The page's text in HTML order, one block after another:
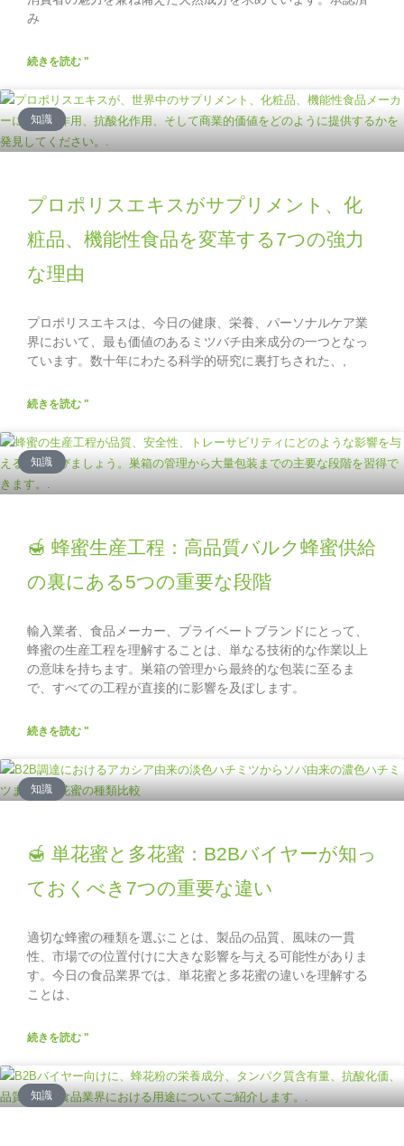
み
続きを読む "
知識
プロポリスエキスがサプリメント、化
粧品、機能性食品を変革する7つの強力
な理由
プロポリスエキスは、今日の健康、栄養、パーソナルケア業
界において、最も価値のあるミツバチ由来成分の一つとなっ
ています。数十年にわたる科学的研究に裏打ちされた、,
続きを読む "
知識
🍯 蜂蜜生産工程：高品質バルク蜂蜜供給
の裏にある5つの重要な段階
輸入業者、食品メーカー、プライベートブランドにとって、
蜂蜜の生産工程を理解することは、単なる技術的な作業以上
の意味を持ちます。巣箱の管理から最終的な包装に至るま
で、すべての工程が直接的に影響を及ぼします。
続きを読む "
知識
🍯 単花蜜と多花蜜：B2Bバイヤーが知っ
ておくべき7つの重要な違い
適切な蜂蜜の種類を選ぶことは、製品の品質、風味の一貫
性、市場での位置付けに大きな影響を与える可能性がありま
す。今日の食品業界では、単花蜜と多花蜜の違いを理解する
ことは、
続きを読む "
知識